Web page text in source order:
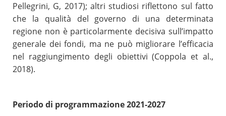
Pellegrini, G, 2017); altri studiosi riflettono sul fatto
che la qualità del governo di una determinata
regione non è particolarmente decisiva sull’impatto
generale dei fondi, ma ne può migliorare l’efficacia
nel raggiungimento degli obiettivi (Coppola et al.,
2018).
Periodo di programmazione 2021-2027